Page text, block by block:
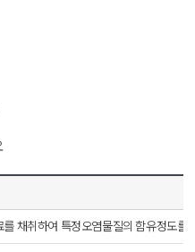
를 채취하여 특정오염물질의 함유정도를